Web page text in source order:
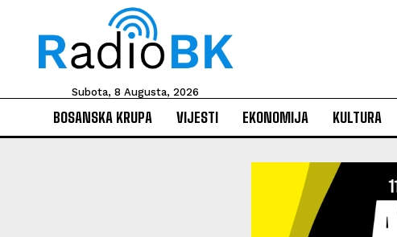
Subota, 8 Augusta, 2026
BOSANSKA KRUPA VIJESTI EKONOMIJA KULTURA